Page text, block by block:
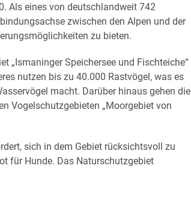
Als eines von deutschlandweit 742
zwischen den Alpen und der
zu bieten.
„Ismaninger Speichersee und Fischteiche“
nutzen bis zu 40.000 Rastvögel, was es
macht. Darüber hinaus gehen die
Vogelschutzgebieten „Moorgebiet von
sich in dem Gebiet rücksichtsvoll zu
für Hunde. Das Naturschutzgebiet